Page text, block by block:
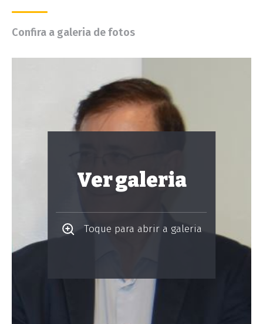
Confira a galeria de fotos
Ver galeria
Toque para abrir a galeria